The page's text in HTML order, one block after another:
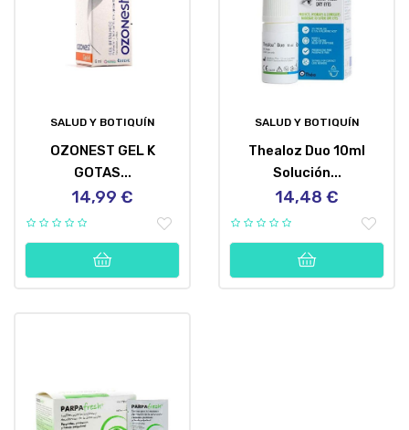
SALUD Y BOTIQUÍN
OZONEST GEL K
GOTAS...
Precio
14,99 €
SALUD Y BOTIQUÍN
Thealoz Duo 10ml
Solución...
Precio
14,48 €